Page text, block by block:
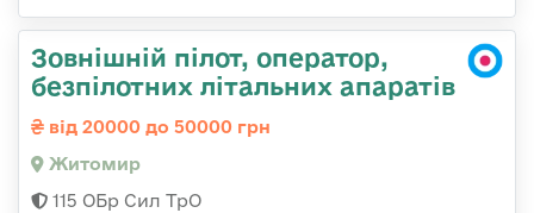
Зовнішній пілот, оператор,
безпілотних літальних апаратів
від 20000 до 50000 грн
Житомир
115 ОБр Сил ТрО